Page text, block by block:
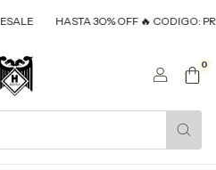
HASTA 3O% OFF 🔥 CODIGO: PRESALE
0